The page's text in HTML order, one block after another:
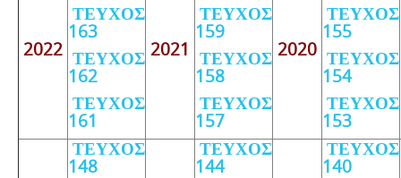
2022
ΤΕΥΧΟΣ
163
ΤΕΥΧΟΣ
162
ΤΕΥΧΟΣ
161
2021
ΤΕΥΧΟΣ
159
ΤΕΥΧΟΣ
158
ΤΕΥΧΟΣ
157
2020
ΤΕΥΧΟΣ
155
ΤΕΥΧΟΣ
154
ΤΕΥΧΟΣ
153
ΤΕΥΧΟΣ
148
ΤΕΥΧΟΣ
144
ΤΕΥΧΟΣ
140